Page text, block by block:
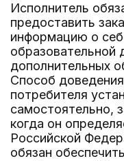
Исполнитель
предоставить
информацию о
образовательной
дополнительных
Способ
потребителя
самостоятельно,
когда он
Российской
обязан